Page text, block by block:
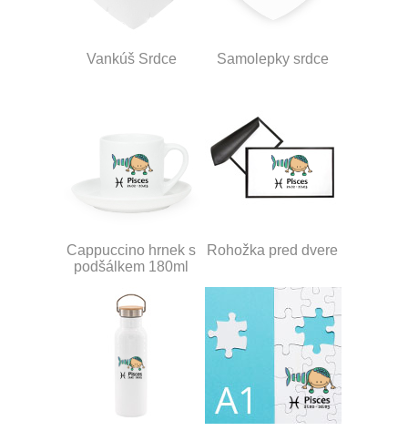
Vankúš Srdce Samolepky srdce
Cappuccino hrnek s
podšálkem 180ml
Rohožka pred dvere